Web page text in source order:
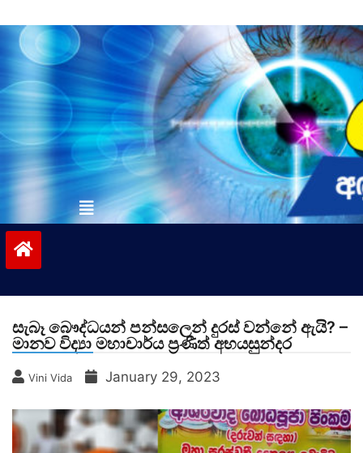
to
contentvinivida.lk
සැබෑ බෞද්ධයන් පන්සලෙන් දුරස් වන්නේ ඇයි? –
මානව විද්‍යා මහාචාර්ය ප්‍රණීත් අභයසුන්දර
Vini Vida January 29, 2023